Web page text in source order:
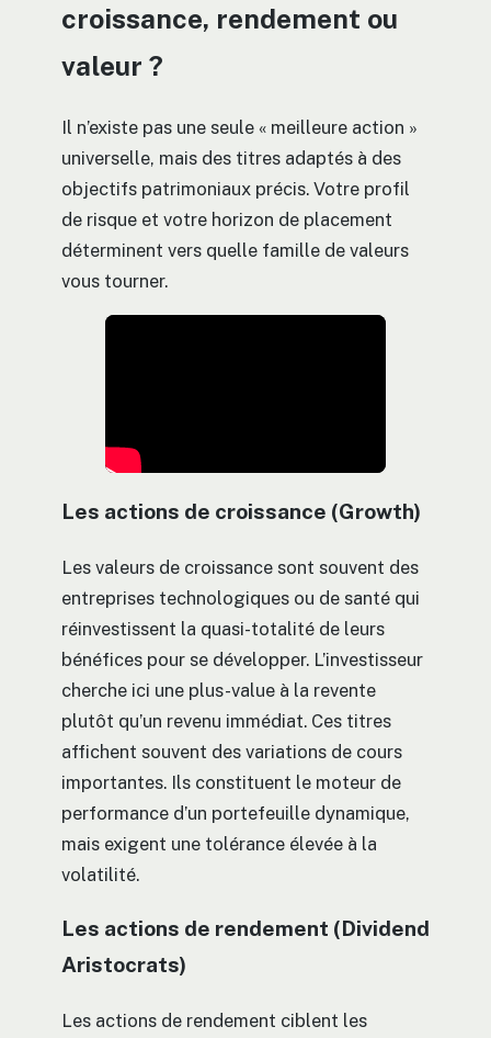
croissance, rendement ou
valeur ?
Il n’existe pas une seule « meilleure action »
universelle, mais des titres adaptés à des
objectifs patrimoniaux précis. Votre profil
de risque et votre horizon de placement
déterminent vers quelle famille de valeurs
vous tourner.
Les actions de croissance (Growth)
Les valeurs de croissance sont souvent des
entreprises technologiques ou de santé qui
réinvestissent la quasi-totalité de leurs
bénéfices pour se développer. L’investisseur
cherche ici une plus-value à la revente
plutôt qu’un revenu immédiat. Ces titres
affichent souvent des variations de cours
importantes. Ils constituent le moteur de
performance d’un portefeuille dynamique,
mais exigent une tolérance élevée à la
volatilité.
Les actions de rendement (Dividend
Aristocrats)
Les actions de rendement ciblent les